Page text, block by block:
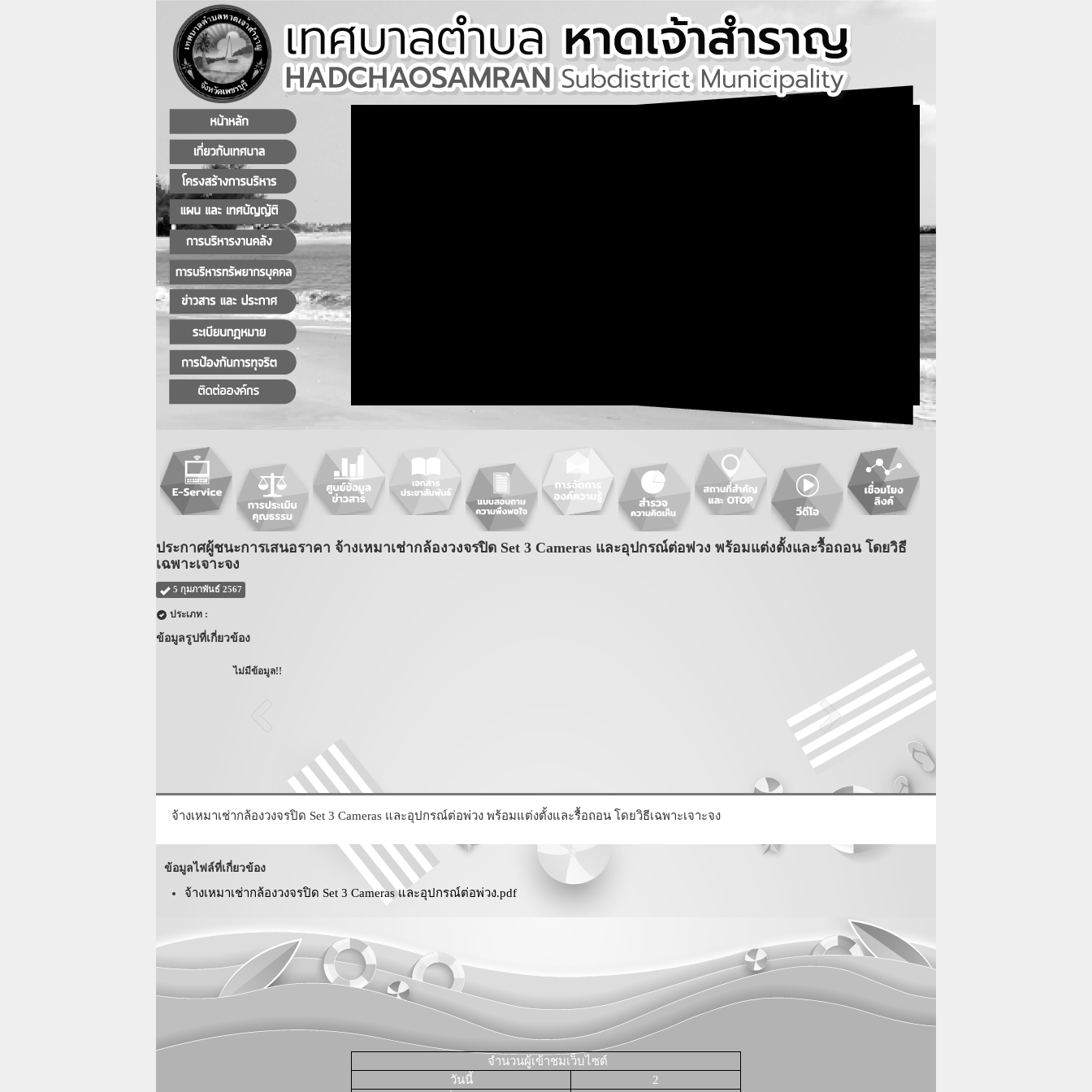
ประกาศผู้ชนะการเสนอราคา จ้างเหมาเช่ากล้องวงจรปิด Set 3 Cameras และอุปกรณ์ต่อพ่วง พร้อมแต่งตั้งและรื้อถอน โดยวิธี
เฉพาะเจาะจง
5 กุมภาพันธ์ 2567
ประเภท :
ข้อมูลรูปที่เกี่ยวข้อง
ไม่มีข้อมูล!!
จ้างเหมาเช่ากล้องวงจรปิด Set 3 Cameras และอุปกรณ์ต่อพ่วง พร้อมแต่งตั้งและรื้อถอน โดยวิธีเฉพาะเจาะจง
ข้อมูลไฟล์ที่เกี่ยวข้อง
จ้างเหมาเช่ากล้องวงจรปิด Set 3 Cameras และอุปกรณ์ต่อพ่วง.pdf
จำนวนผู้เข้าชมเว็บไซต์
วันนี้
2